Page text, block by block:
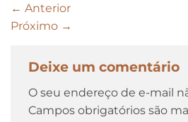
← Anterior
Próximo →
Deixe um comentário
O seu endereço de e-mail
Campos obrigatórios são